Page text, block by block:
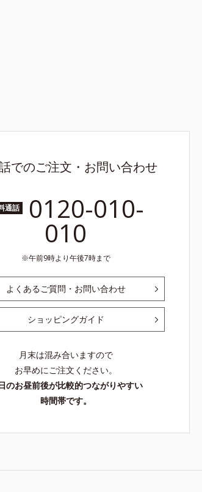
でのご注文・お問い合わせ
通話 0120-010-
010
午前9時より午後7時まで
よくあるご質問・お問い合わせ
ショッピングガイド
月末は混み合いますので
お早めにご注文ください。
のお昼前後が比較的つながりやすい
時間帯です。